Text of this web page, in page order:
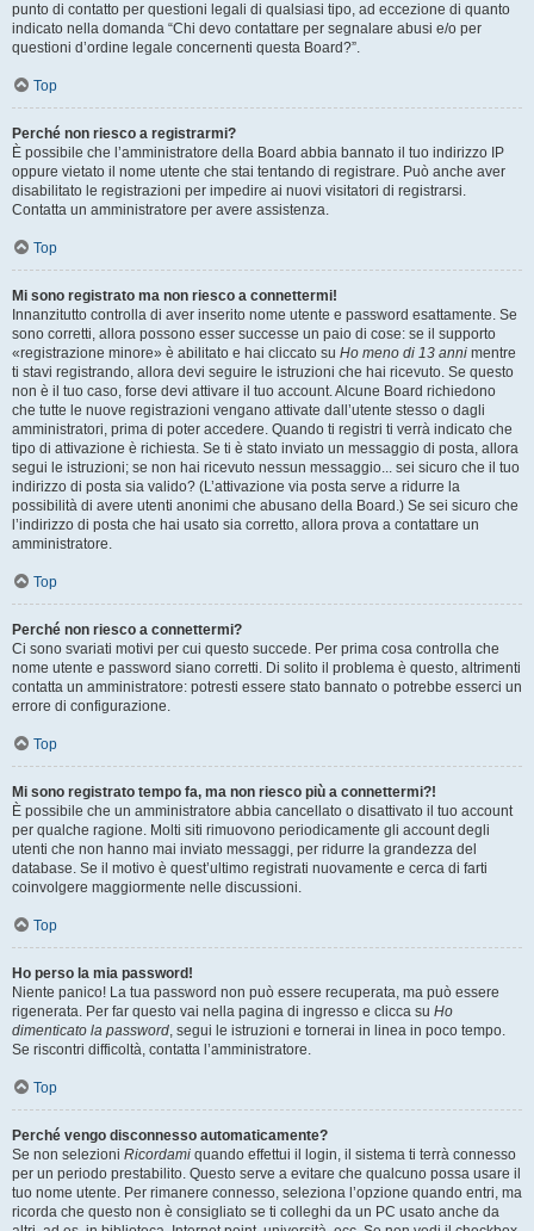
punto di contatto per questioni legali di qualsiasi tipo, ad eccezione di quanto
indicato nella domanda “Chi devo contattare per segnalare abusi e/o per
questioni d’ordine legale concernenti questa Board?”.
Top
Perché non riesco a registrarmi?
È possibile che l’amministratore della Board abbia bannato il tuo indirizzo IP
oppure vietato il nome utente che stai tentando di registrare. Può anche aver
disabilitato le registrazioni per impedire ai nuovi visitatori di registrarsi.
Contatta un amministratore per avere assistenza.
Top
Mi sono registrato ma non riesco a connettermi!
Innanzitutto controlla di aver inserito nome utente e password esattamente. Se
sono corretti, allora possono esser successe un paio di cose: se il supporto
«registrazione minore» è abilitato e hai cliccato su Ho meno di 13 anni mentre
ti stavi registrando, allora devi seguire le istruzioni che hai ricevuto. Se questo
non è il tuo caso, forse devi attivare il tuo account. Alcune Board richiedono
che tutte le nuove registrazioni vengano attivate dall’utente stesso o dagli
amministratori, prima di poter accedere. Quando ti registri ti verrà indicato che
tipo di attivazione è richiesta. Se ti è stato inviato un messaggio di posta, allora
segui le istruzioni; se non hai ricevuto nessun messaggio... sei sicuro che il tuo
indirizzo di posta sia valido? (L’attivazione via posta serve a ridurre la
possibilità di avere utenti anonimi che abusano della Board.) Se sei sicuro che
l’indirizzo di posta che hai usato sia corretto, allora prova a contattare un
amministratore.
Top
Perché non riesco a connettermi?
Ci sono svariati motivi per cui questo succede. Per prima cosa controlla che
nome utente e password siano corretti. Di solito il problema è questo, altrimenti
contatta un amministratore: potresti essere stato bannato o potrebbe esserci un
errore di configurazione.
Top
Mi sono registrato tempo fa, ma non riesco più a connettermi?!
È possibile che un amministratore abbia cancellato o disattivato il tuo account
per qualche ragione. Molti siti rimuovono periodicamente gli account degli
utenti che non hanno mai inviato messaggi, per ridurre la grandezza del
database. Se il motivo è quest’ultimo registrati nuovamente e cerca di farti
coinvolgere maggiormente nelle discussioni.
Top
Ho perso la mia password!
Niente panico! La tua password non può essere recuperata, ma può essere
rigenerata. Per far questo vai nella pagina di ingresso e clicca su Ho
dimenticato la password, segui le istruzioni e tornerai in linea in poco tempo.
Se riscontri difficoltà, contatta l’amministratore.
Top
Perché vengo disconnesso automaticamente?
Se non selezioni Ricordami quando effettui il login, il sistema ti terrà connesso
per un periodo prestabilito. Questo serve a evitare che qualcuno possa usare il
tuo nome utente. Per rimanere connesso, seleziona l’opzione quando entri, ma
ricorda che questo non è consigliato se ti colleghi da un PC usato anche da